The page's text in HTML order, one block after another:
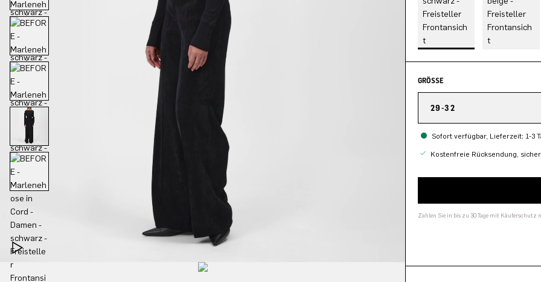
GRÖSSE
29-32
Sofort verfügbar, Lieferzeit: 1-3
Kostenfreie Rücksendung,
Zahlen Sie in bis zu 30 Tage mit Käuferschutz